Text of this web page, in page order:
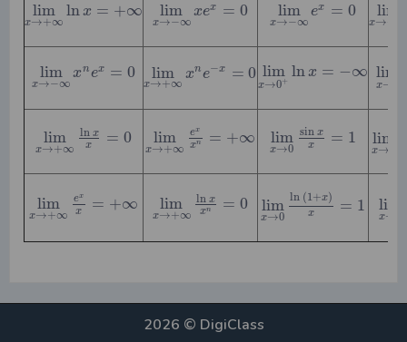
lim
x→+∞
lnx = +∞ lim
x→−∞
xex = 0 lim
x→−∞
ex = 0 lim
x→
lim
x→−∞
xnex = 0 lim
x→+∞
xne−x = 0 lim
x→0+
lnx = −∞ lim
x→
lim
x→+∞
ln x
x
= 0 lim
x→+∞
ex
xn = +∞ lim
x→0
sin x
x
= 1 lim
x→
lim
x→+∞
ex
x = +∞ lim
x→+∞
ln x
xn = 0 lim
x→0
ln (1+x)
x = 1 lim
x→
2026 © DigiClass